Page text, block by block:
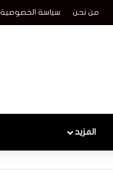
من نحن سياسة الخصوصية
المزيد